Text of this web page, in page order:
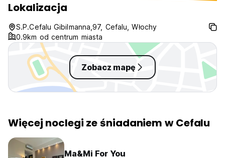
Lokalizacja
S.P.Cefalu Gibilmanna,97, Cefalu, Włochy
0.9km od centrum miasta
Zobacz mapę
Więcej noclegi ze śniadaniem w Cefalu
Ma&Mi For You